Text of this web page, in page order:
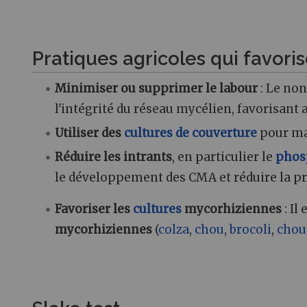
Pratiques agricoles qui
Minimiser ou supprimer le labour : Le
l'intégrité du réseau mycélien, favorisant
Utiliser des cultures de couverture pour
Réduire les intrants, en particulier le
le développement des CMA et réduire la
Favoriser les cultures mycorhiziennes : Il
mycorhiziennes (colza, chou,brocoli,